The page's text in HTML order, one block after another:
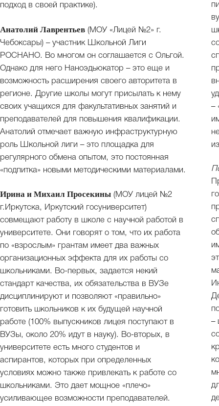
подход в своей практике).
Анатолий Лаврентьев (МОУ «Лицей №2» г.
Чебоксары) – участник Школьной Лиги
РОСНАНО. Во многом он соглашается с Ольгой.
Однако для него Наноэдьюкатор – это еще и
возможность расширения своего авторитета в
регионе. Другие школы могут присылать к нему
своих учащихся для факультативных занятий и
преподавателей для повышения квалификации.
Анатолий отмечает важную инфраструктурную
роль Школьной лиги – это площадка для
регулярного обмена опытом, это постоянная
«подпитка» новыми методическими материалами.
Ирина и Михаил Просекины (МОУ лицей №2
г.Иркутска, Иркутский госуниверситет)
совмещают работу в школе с научной работой в
университете. Они говорят о том, что их работа
по «взрослым» грантам имеет два важных
организационных эффекта для их работы со
школьниками. Во-первых, задается некий
стандарт качества, их обязательства в ВУЗе
дисциплинируют и позволяют «правильно»
готовить школьников к их будущей научной
работе (100% выпускников лицея поступают в
ВУЗы, около 20% идут в науку). Во-вторых, в
университете есть много студентов и
аспирантов, которых при определенных
условиях можно также привлекать к работе со
школьниками. Это дает мощное «плечо»
усиливающее возможности преподавателей.
–
–